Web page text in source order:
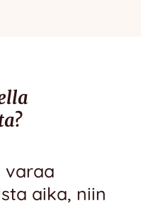
varaa
aika, niin